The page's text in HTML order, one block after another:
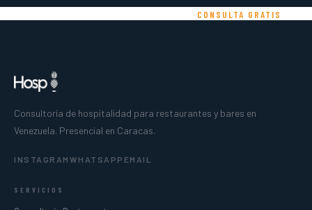
CONSULTA GRATIS
Consultoría de hospitalidad para restaurantes y bares en
Venezuela. Presencial en Caracas.
INSTAGRAM WHATSAPP EMAIL
SERVICIOS